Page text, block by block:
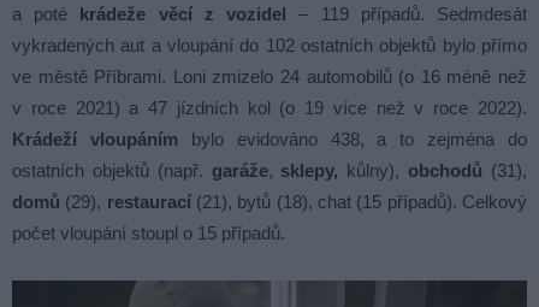
a poté krádeže věcí z vozidel – 119 případů. Sedmdesát
vykradených aut a vloupání do 102 ostatních objektů bylo přímo
ve městě Příbrami. Loni zmizelo 24 automobilů (o 16 méně než
v roce 2021) a 47 jízdních kol (o 19 více než v roce 2022).
Krádeží vloupáním bylo evidováno 438, a to zejména do
ostatních objektů (např. garáže, sklepy, kůlny), obchodů (31),
domů (29), restaurací (21), bytů (18), chat (15 případů). Celkový
počet vloupání stoupl o 15 případů.